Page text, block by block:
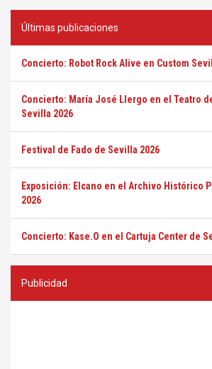
Últimas publicaciones
Concierto: Robot Rock Alive en Custom
Concierto: María José Llergo en el Teatro
Sevilla 2026
Festival de Fado de Sevilla 2026
Exposición: Elcano en el Archivo Histórico
2026
Concierto: Kase.O en el Cartuja Center de
Publicidad